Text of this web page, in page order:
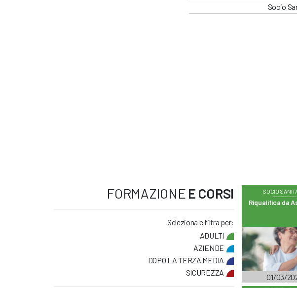
Socio
FORMAZIONE E CORSI
Seleziona e filtra per:
ADULTI
AZIENDE
DOPO LA TERZA MEDIA
SICUREZZA
SOCIO
Riqualifica da
01/03/